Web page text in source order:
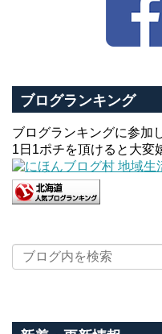
ブログランキング
ブログランキングに参加
1日1ポチを頂けると大